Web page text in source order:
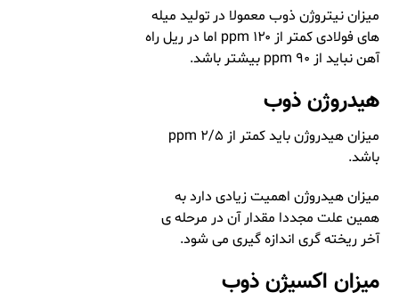
میزان نیتروژن ذوب معمولا در تولید میله
های فولادی کمتر از ۱۲۰ ppm اما در ریل راه
آهن نباید از ۹۰ ppm بیشتر باشد.
هیدروژن ذوب
میزان هیدروژن باید کمتر از ۲/۵ ppm
باشد.
میزان هیدروژن اهمیت زیادی دارد به
همین علت مجددا مقدار آن در مرحله ی
آخر ریخته گری اندازه گیری می شود.
میزان اکسیژن ذوب